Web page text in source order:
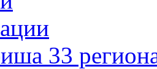
33